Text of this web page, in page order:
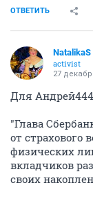
ОТВЕТИТЬ
NatalikaS
activist
27
Для
"Глава
от страхового
физических
вкладчиков
своих